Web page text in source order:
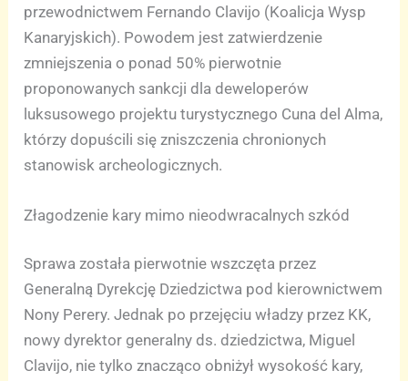
przewodnictwem Fernando Clavijo (Koalicja Wysp
Kanaryjskich). Powodem jest zatwierdzenie
zmniejszenia o ponad 50% pierwotnie
proponowanych sankcji dla deweloperów
luksusowego projektu turystycznego Cuna del Alma,
którzy dopuścili się zniszczenia chronionych
stanowisk archeologicznych.
Złagodzenie kary mimo nieodwracalnych szkód
Sprawa została pierwotnie wszczęta przez
Generalną Dyrekcję Dziedzictwa pod kierownictwem
Nony Perery. Jednak po przejęciu władzy przez KK,
nowy dyrektor generalny ds. dziedzictwa, Miguel
Clavijo, nie tylko znacząco obniżył wysokość kary,